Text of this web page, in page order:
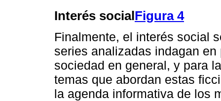
Interés social Figura 4
Finalmente, el interés social
series analizadas indagan
sociedad en general, y para
temas que abordan estas
la agenda informativa de los